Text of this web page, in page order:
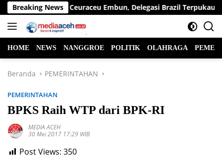
Langsung
ke
konten
Breaking News
hingga Ceuraceu Embun, Delegasi Brazil Terpukau Pesona
HOME NEWS NANGGROE POLITIK OLAHRAGA
Beranda PEMERINTAHAN
PEMERINTAHAN
BPKS Raih WTP dari BPK-RI
MEDIA ACEH
30 Mei 2017 17:29 WIB
Post Views: 350